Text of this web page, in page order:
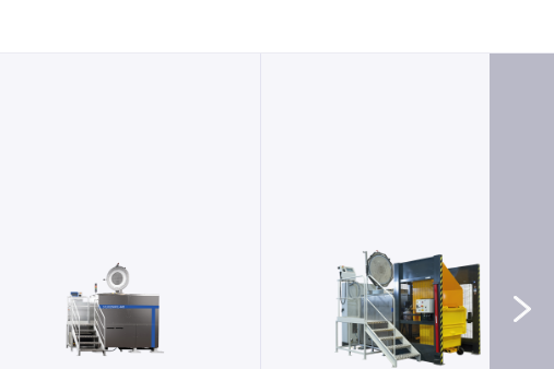
traitement idéale pour les
établissements produisant une grande
quantité de DASRI, grâce à sa capacité
de traitement de 88kg/heure* et son
faible coût d’exploitation.
pour les grands établissements de
santé et collecteurs, capable de traiter
jusqu’à +150 kg/heure avec de faibles
coûts d’exploitation tout en
garantissant une conformité totale aux
normes internationales.